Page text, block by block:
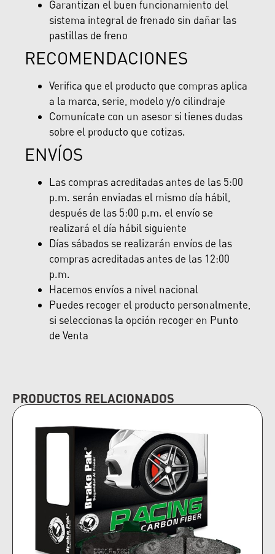
Garantizan el buen funcionamiento del
sistema integral de frenado sin dañar las
pastillas de freno
RECOMENDACIONES
Verifica que el producto que compras aplica
a la marca, serie, modelo y/o cilindraje
Comunícate con un asesor si tienes dudas
sobre el producto que cotizas.
ENVÍOS
Las compras acreditadas antes de las 5:00
p.m. serán enviadas el mismo día hábil,
después de las 5:00 p.m. el envío se
realizará el día hábil siguiente
Días sábados se realizarán envíos de las
compras acreditadas antes de las 12:00
p.m.
Hacemos envíos a nivel nacional
Puedes recoger el producto personalmente,
si seleccionas la opción recoger en Punto
de Venta
PRODUCTOS RELACIONADOS